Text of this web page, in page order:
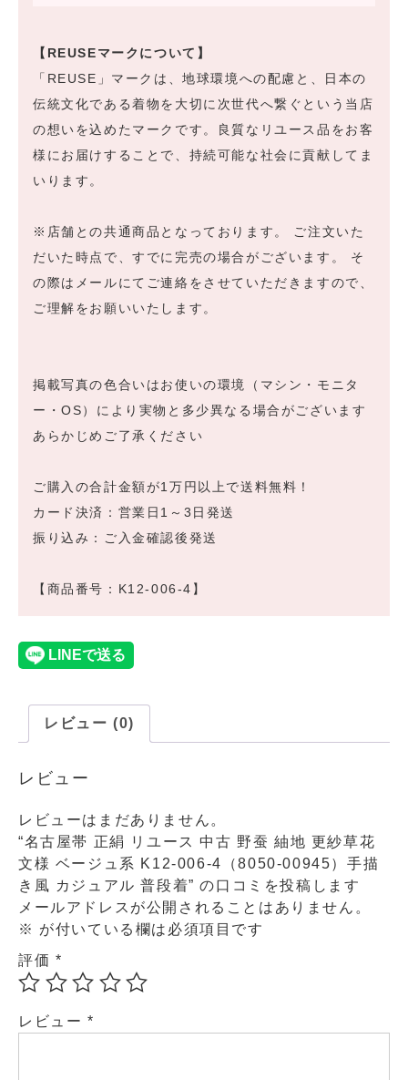
【REUSEマークについて】
「REUSE」マークは、地球環境への配慮と、日本の
伝統文化である着物を大切に次世代へ繋ぐという当店
の想いを込めたマークです。良質なリユース品をお客
様にお届けすることで、持続可能な社会に貢献してま
いります。
※店舗との共通商品となっております。 ご注文いた
だいた時点で、すでに完売の場合がございます。 そ
の際はメールにてご連絡をさせていただきますので、
ご理解をお願いいたします。
掲載写真の色合いはお使いの環境（マシン・モニタ
ー・OS）により実物と多少異なる場合がございます
あらかじめご了承ください
ご購入の合計金額が1万円以上で送料無料！
カード決済：営業日1～3日発送
振り込み：ご入金確認後発送
【商品番号：K12-006-4】
レビュー (0)
レビュー
レビューはまだありません。
“名古屋帯 正絹 リユース 中古 野蚕 紬地 更紗草花
文様 ベージュ系 K12-006-4（8050-00945）手描
き風 カジュアル 普段着” の口コミを投稿します
メールアドレスが公開されることはありません。
※ が付いている欄は必須項目です
評価 *
レビュー *